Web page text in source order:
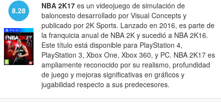
8.28 NBA 2K17 es un videojuego de simulación de
baloncesto desarrollado por Visual Concepts y
publicado por 2K Sports. Lanzado en 2016, es parte de
la franquicia anual de NBA 2K y sucedió a NBA 2K16.
Este título está disponible para PlayStation 4,
PlayStation 3, Xbox One, Xbox 360, y PC. NBA 2K17 es
ampliamente reconocido por su realismo, profundidad
de juego y mejoras significativas en gráficos y
jugabilidad respecto a sus predecesores.